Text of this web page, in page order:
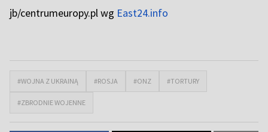
jb/centrumeuropy.pl wg East24.info
#WOJNA Z UKRAINĄ #ROSJA #ONZ #TORTURY
#ZBRODNIE WOJENNE